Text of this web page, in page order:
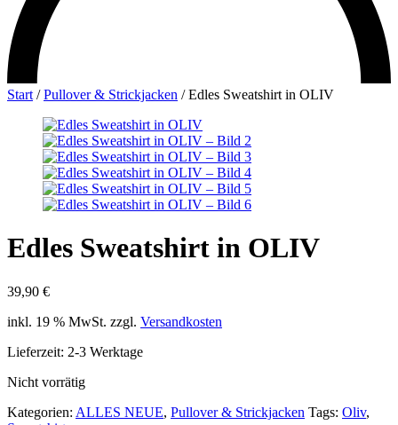
Start /Pullover & Strickjacken /Edles Sweatshirt in OLIV
Edles Sweatshirt in OLIV
39,90 €
inkl. 19 % MwSt. zzgl. Versandkosten
Lieferzeit: 2-3 Werktage
Nicht vorrätig
Kategorien: ALLES NEUE, Pullover & Strickjacken Tags: Oliv,